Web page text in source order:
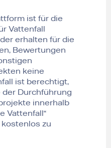
ist für die
Vattenfall
erhalten für die
Bewertungen
keine
ist berechtigt,
Durchführung
innerhalb
Vattenfall“
zu